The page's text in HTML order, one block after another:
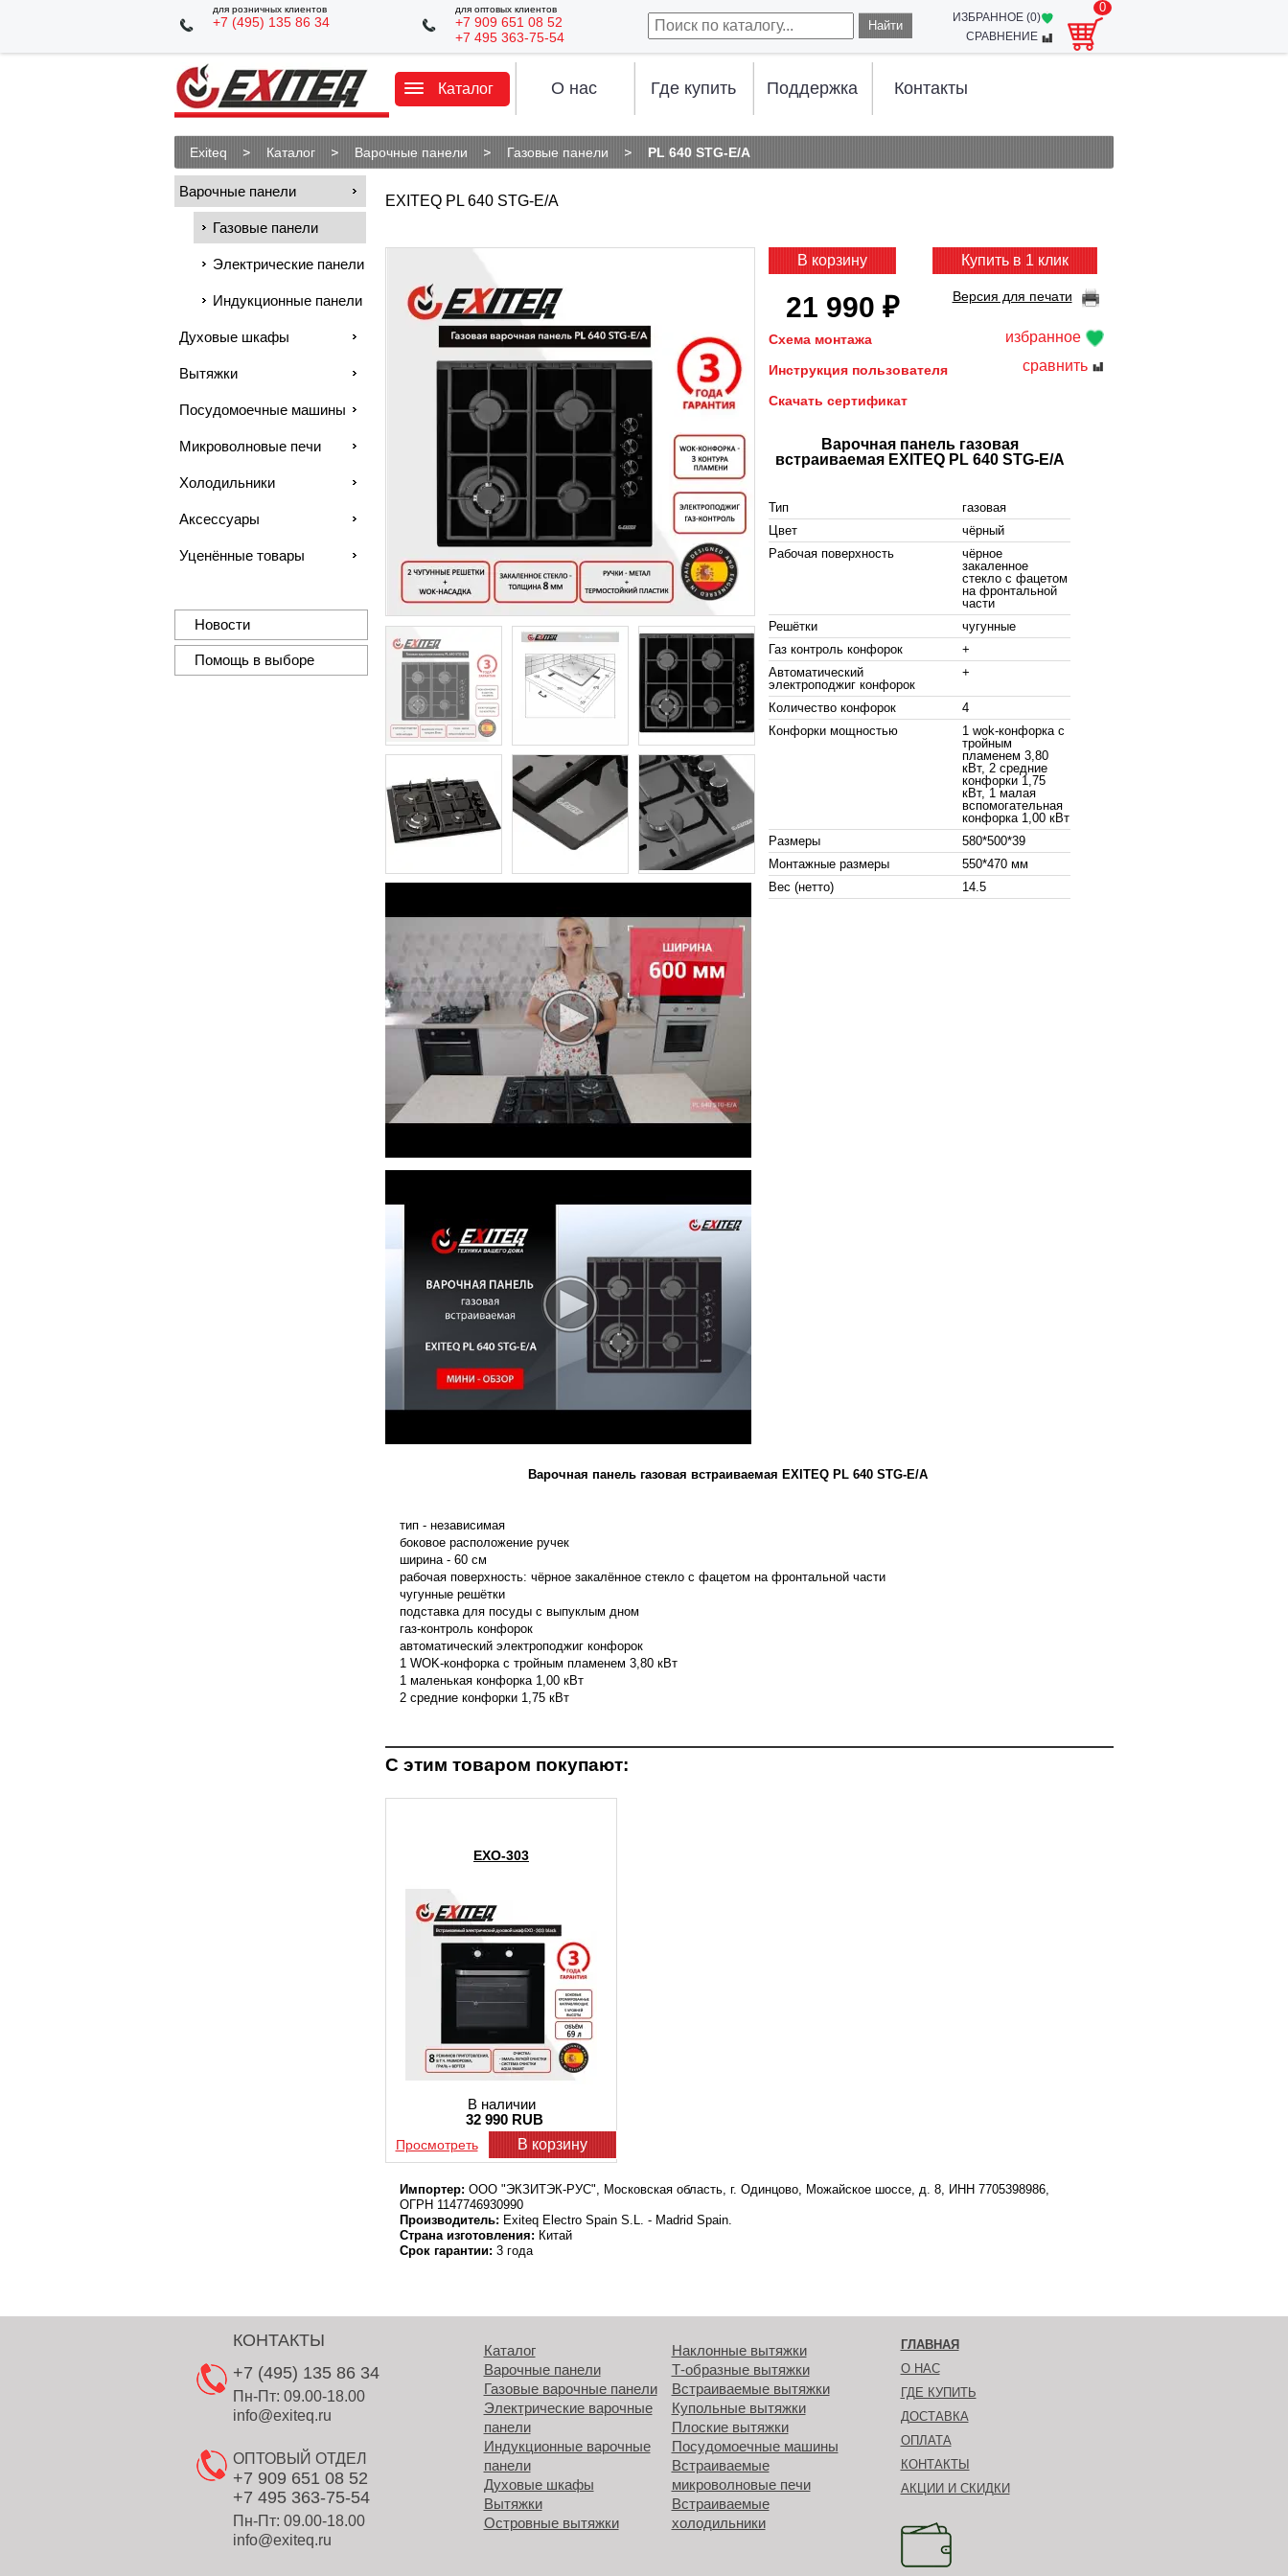
для розничных клиентов
+7 (495) 135 86 34
для оптовых клиентов
+7 909 651 08 52
+7 495 363-75-54
Найти
ИЗБРАННОЕ (0)
СРАВНЕНИЕ
0
Каталог О нас Где купить Поддержка Контакты
Exiteq Каталог Варочные панели Газовые панели PL 640 STG-E/A
Варочные панели
Газовые панели
Электрические панели
Индукционные панели
Духовые шкафы
Вытяжки
Посудомоечные машины
Микроволновые печи
Холодильники
Аксессуары
Уценённые товары
Новости
Помощь в выборе
EXITEQ PL 640 STG-E/A
избранное
сравнить
В корзину
21 990 ₽
Купить в 1 клик
Версия для печати
Схема монтажа
Инструкция пользователя
Скачать сертификат
Варочная панель газовая
встраиваемая EXITEQ PL 640 STG-E/A
Тип
газовая
Цвет
чёрный
Рабочая поверхность
чёрное
закаленное
стекло с фацетом
на фронтальной
части
Решётки
чугунные
Газ контроль конфорок
+
Автоматический
электроподжиг конфорок
+
Количество конфорок
4
Конфорки мощностью
1 wok-конфорка с
тройным
пламенем 3,80
кВт, 2 средние
конфорки 1,75
кВт, 1 малая
вспомогательная
конфорка 1,00 кВт
Размеры
580*500*39
Монтажные размеры
550*470 мм
Вес (нетто)
14.5
Варочная панель газовая встраиваемая EXITEQ PL 640 STG-E/A
тип - независимая
боковое расположение ручек
ширина - 60 см
рабочая поверхность: чёрное закалённое стекло с фацетом на фронтальной части
чугунные решётки
подставка для посуды с выпуклым дном
газ-контроль конфорок
автоматический электроподжиг конфорок
1 WOK-конфорка с тройным пламенем 3,80 кВт
1 маленькая конфорка 1,00 кВт
2 средние конфорки 1,75 кВт
С этим товаром покупают:
EXO-303
В наличии
32 990 RUB
Просмотреть В корзину
Импортер: ООО "ЭКЗИТЭК-РУС", Московская область, г. Одинцово, Можайское шоссе, д. 8, ИНН 7705398986,
ОГРН 1147746930990
Производитель: Exiteq Electro Spain S.L. - Madrid Spain.
Страна изготовления: Китай
Срок гарантии: 3 года
КОНТАКТЫ
+7 (495) 135 86 34
Пн-Пт: 09.00-18.00
info@exiteq.ru
ОПТОВЫЙ ОТДЕЛ
+7 909 651 08 52
+7 495 363-75-54
Пн-Пт: 09.00-18.00
info@exiteq.ru
Каталог
Варочные панели
Газовые варочные панели
Электрические варочные
панели
Индукционные варочные
панели
Духовые шкафы
Вытяжки
Островные вытяжки
Наклонные вытяжки
Т-образные вытяжки
Встраиваемые вытяжки
Купольные вытяжки
Плоские вытяжки
Посудомоечные машины
Встраиваемые
микроволновые печи
Встраиваемые
холодильники
ГЛАВНАЯ
О НАС
ГДЕ КУПИТЬ
ДОСТАВКА
ОПЛАТА
КОНТАКТЫ
АКЦИИ И СКИДКИ